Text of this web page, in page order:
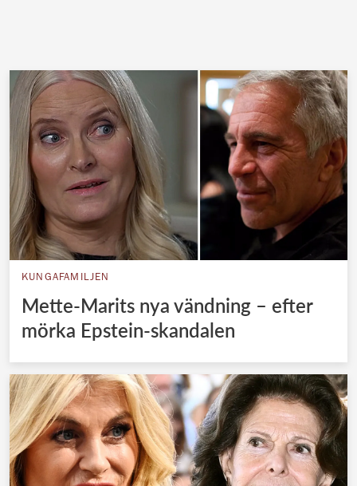
KUNGAFAMILJEN
Mette-Marits nya vändning – efter
mörka Epstein-skandalen